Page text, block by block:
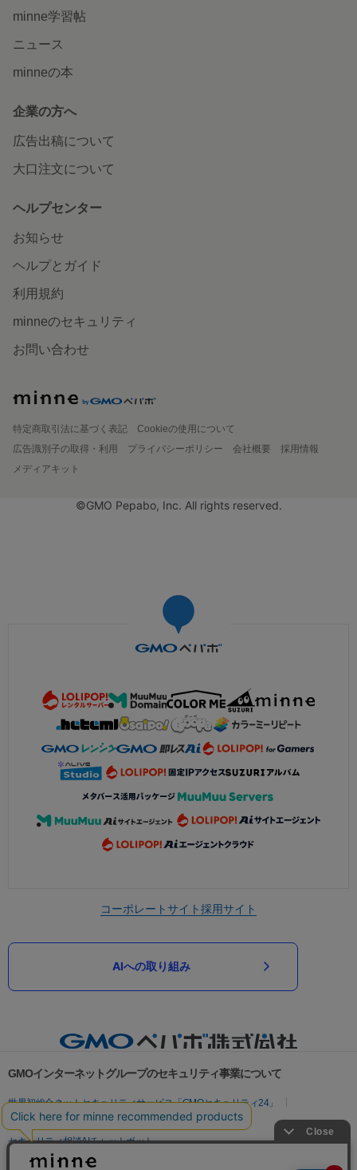
minne学習帖
ニュース
minneの本
企業の方へ
広告出稿について
大口注文について
ヘルプセンター
お知らせ
ヘルプとガイド
利用規約
minneのセキュリティ
お問い合わせ
特定商取引法に基づく表記
Cookieの使用について
広告識別子の取得・利用
プライバシーポリシー 会社概要
採用情報
メディアキット
©GMO Pepabo, Inc. All rights reserved.
コーポレートサイト採用サイト
AIへの取り組み
GMOインターネットグループのセキュリティ事業について
世界初総合ネットセキュリティサービス「GMOセキュリティ24」
パスワード漏洩診断
Webサイトリスク診断
セキュリティ相談AIチャットボット
実在証明・盗聴対策